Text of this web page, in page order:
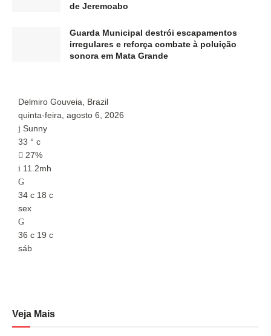
de Jeremoabo
Guarda Municipal destrói escapamentos
irregulares e reforça combate à poluição
sonora em Mata Grande
Delmiro Gouveia, Brazil
quinta-feira, agosto 6, 2026
Sunny
33 ° c
27%
11.2mh
34 c 18 c
sex
36 c 19 c
sáb
Veja Mais